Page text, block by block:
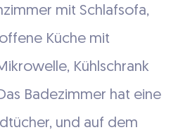
mit Schlafsofa,
Küche mit
Kühlschrank
Badezimmer hat eine
und auf dem